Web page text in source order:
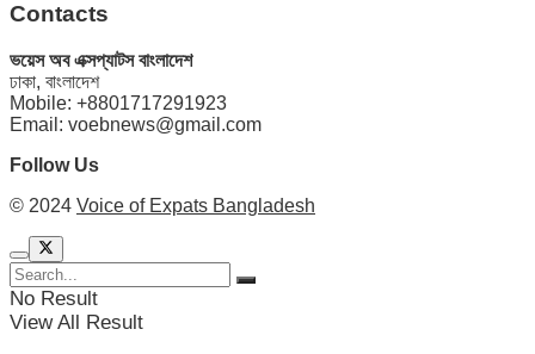
Contacts
ভয়েস অব এক্সপ্যাটস বাংলাদেশ
ঢাকা, বাংলাদেশ
Mobile: +8801717291923
Email: voebnews@gmail.com
Follow Us
© 2024 Voice of Expats Bangladesh
No Result
View All Result